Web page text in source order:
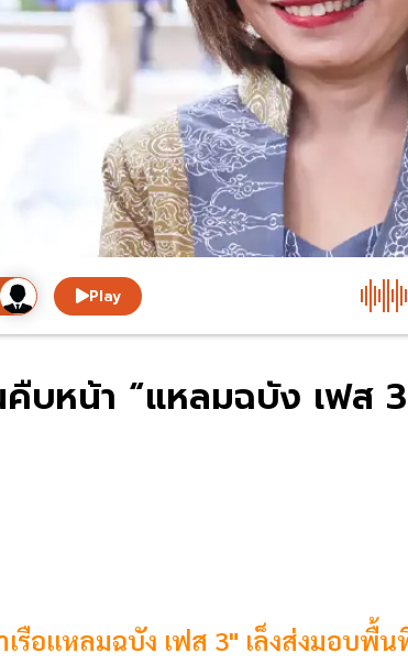
Play
บหน้า “แหลมฉบัง เฟส
รือแหลมฉบัง เฟส 3" เล็งส่งมอบพื้น